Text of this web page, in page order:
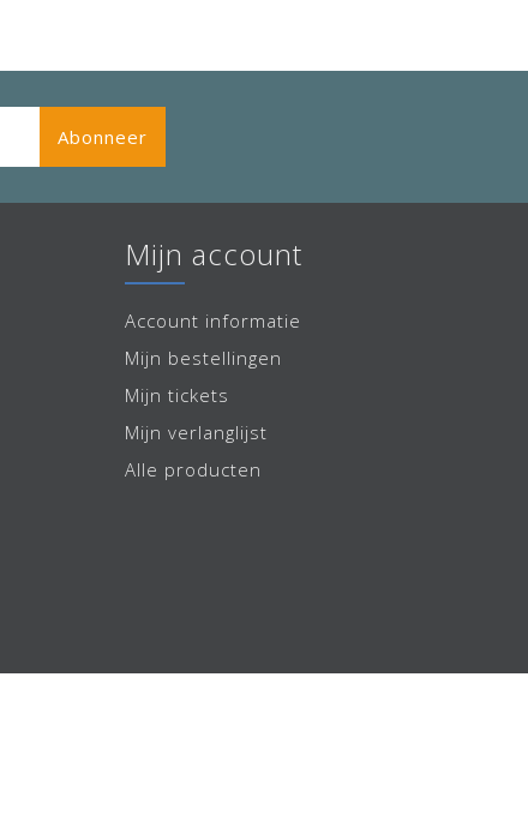
Abonneer
Mijn account
Account informatie
Mijn bestellingen
Mijn tickets
Mijn verlanglijst
Alle producten